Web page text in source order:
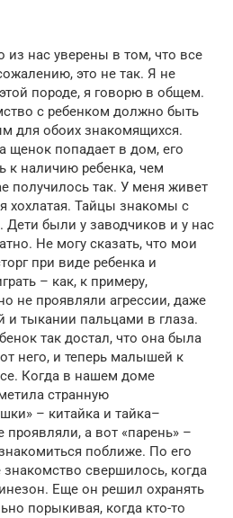
из нас уверены в том, что все
это не так. Я не
породе, я говорю в общем.
с ребенком должно быть
для обоих знакомящихся.
щенок попадает в дом, его
к наличию ребенка, чем
получилось так. У меня живет
хохлатая. Тайцы знакомы с
были у заводчиков и у нас
Не могу сказать, что мои
при виде ребенка и
– как, к примеру,
не проявляли агрессии, даже
и тыкании пальцами в глаза.
так достал, что она была
него, и теперь малышей к
Когда в нашем доме
странную
– китайка и тайка–
проявляли, а вот «парень» –
поближе. По его
свершилось, когда
Еще он решил охранять
порыкивая, когда кто-то